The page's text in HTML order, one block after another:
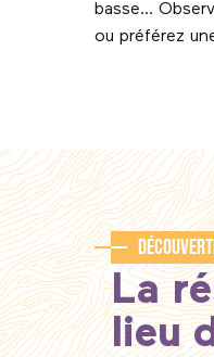
basse…
ou préférez
La
lieu